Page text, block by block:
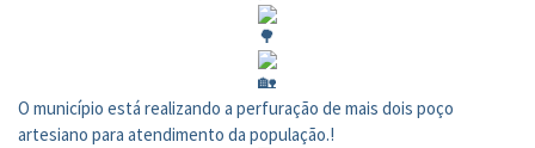
O município está realizando a perfuração de mais dois poço
artesiano para atendimento da população.!